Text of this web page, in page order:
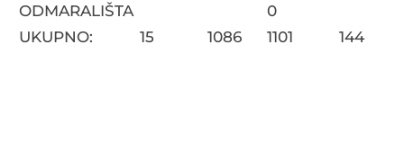
ODMARALIŠTA
0
UKUPNO:
15 1086 1101 144